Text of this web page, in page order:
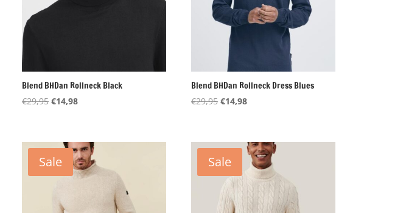
Blend BHDan Rollneck Black
€29,95Oorspronkelijke
€29,95.
€14,98Huidige
€14,98.
Blend BHDan Rollneck Dress Blues
€29,95 Oorspronkelijke
€29,95.
€14,98Huidige
€14,98.
Sale Sale